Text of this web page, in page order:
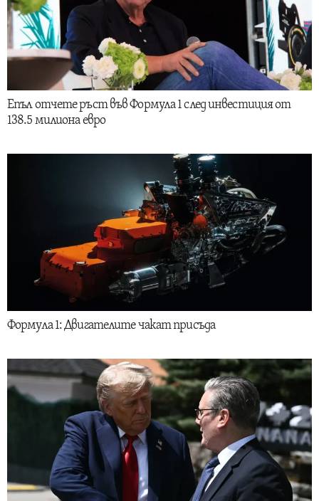
Епъл отчете ръст във Формула 1 след инвестиция от
138.5 милиона евро
Формула 1: Двигателите чакат присъда